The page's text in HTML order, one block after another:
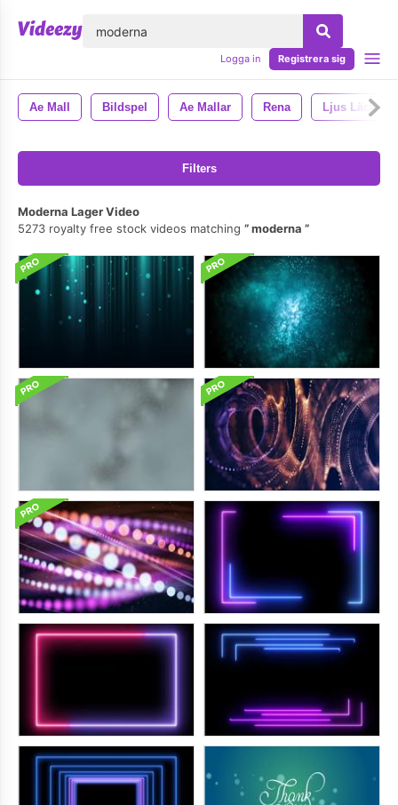
Logga in Registrera sig
Ae Mall Bildspel Ae Mallar Rena Ljus Läcka
Filters
Moderna Lager Video
5273 royalty free stock videos matching
moderna